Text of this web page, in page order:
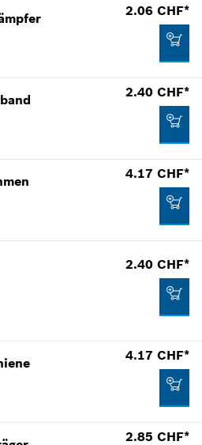
hinzufügen
und zzgl. Versandkosten
und zzgl. Versandkosten
und zzgl. Versandkosten
hinzufügen
2.06 CHF*
hinzufügen
2.40 CHF*
hinzufügen
4.17 CHF*
2.40 CHF*
4.17 CHF*
2.85 CHF*